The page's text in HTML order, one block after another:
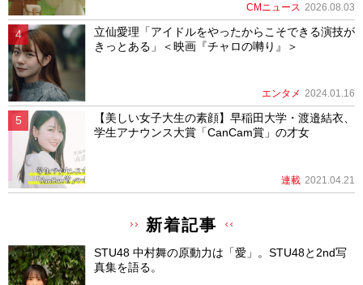
CMニュース 2026.08.03
立仙愛理「アイドルをやったからこそできる演技が
きっとある」＜映画『チャロの囀り』＞
エンタメ 2024.01.16
【美しい女子大生の素顔】早稲田大学・渡邉結衣、
学生アナウンス大賞「CanCam賞」の才女
連載 2021.04.21
新着記事
STU48 中村舞の原動力は「愛」。STU48と2nd写
真集を語る。